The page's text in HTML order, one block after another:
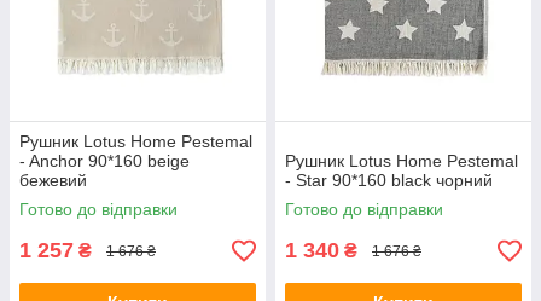
Рушник Lotus Home Pestemal
- Anchor 90*160 beige
бежевий
Готово до відправки
1 257 ₴ 1 676 ₴
Рушник Lotus Home Pestemal
- Star 90*160 black чорний
Готово до відправки
1 340 ₴ 1 676 ₴